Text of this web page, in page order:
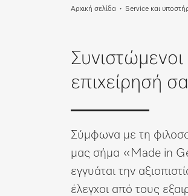
Αρχική σελίδα Service και
επιχείρησή
Σύμφωνα με τη
μας σήμα «Made in
εγγυάται την
έλεγχοι από τους